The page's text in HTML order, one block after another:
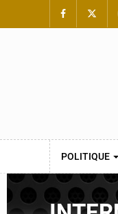
POLITIQUE